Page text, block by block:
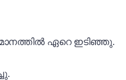
ഏറെ ഇടിഞ്ഞു.